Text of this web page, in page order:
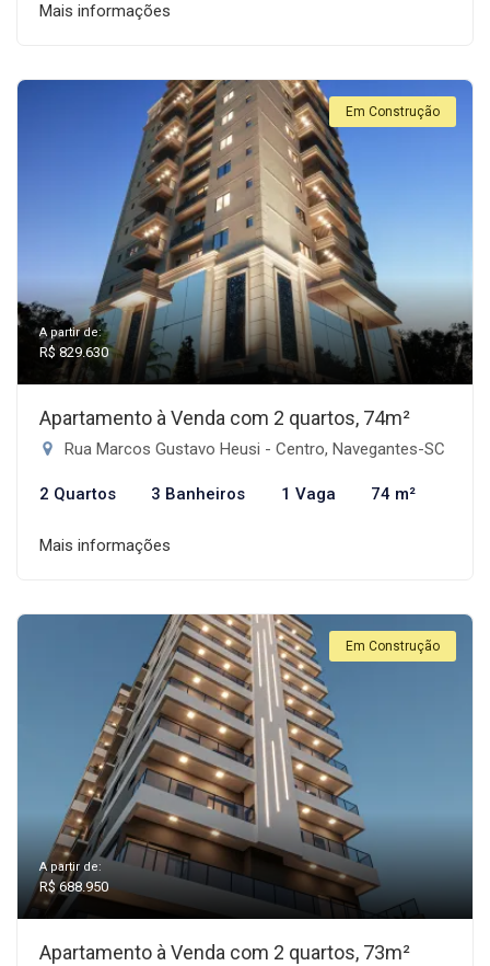
Mais informações
Em Construção
A partir de:
R$ 829.630
Apartamento à Venda com 2 quartos, 74m²
Rua Marcos Gustavo Heusi - Centro, Navegantes-SC
2 Quartos 3 Banheiros 1 Vaga 74 m²
Mais informações
Em Construção
A partir de:
R$ 688.950
Apartamento à Venda com 2 quartos, 73m²